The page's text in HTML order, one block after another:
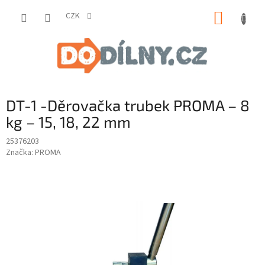
CZK
DT-1 -Děrovačka trubek PROMA – 8
kg – 15, 18, 22 mm
25376203
Značka: PROMA